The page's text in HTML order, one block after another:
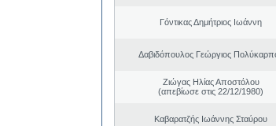
Γόντικας Δημήτριος Ιωάννη
Δαβιδόπουλος Γεώργιος
Ζιώγας Ηλίας Αποστόλου
(απεβίωσε στις 22/12/1980)
Καβαρατζής Ιωάννης Σταύρου